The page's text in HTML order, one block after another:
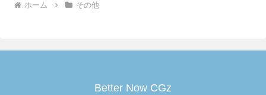
ホーム その他
Better Now CGz